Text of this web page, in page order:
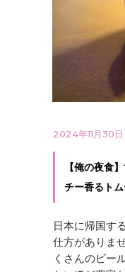
2024年11月30日
【俺の夜食
チー香るト
日本に帰国す
仕方がありま
くさんのビー